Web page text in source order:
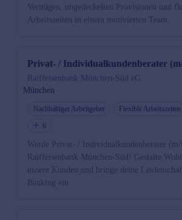
Verträgen, ungedeckelten Provisionen und
Arbeitszeiten in einem motivierten Team.
Privat- / Individualkundenberater
Raiffeisenbank München-Süd eG
München
Nachhaltiger Arbeitgeber Flexible Arbeitszeiten
6
Werde Privat- / Individualkundenberater
Raiffeisenbank München-Süd! Gestalte
unsere Kunden und bringe deine
Banking ein.